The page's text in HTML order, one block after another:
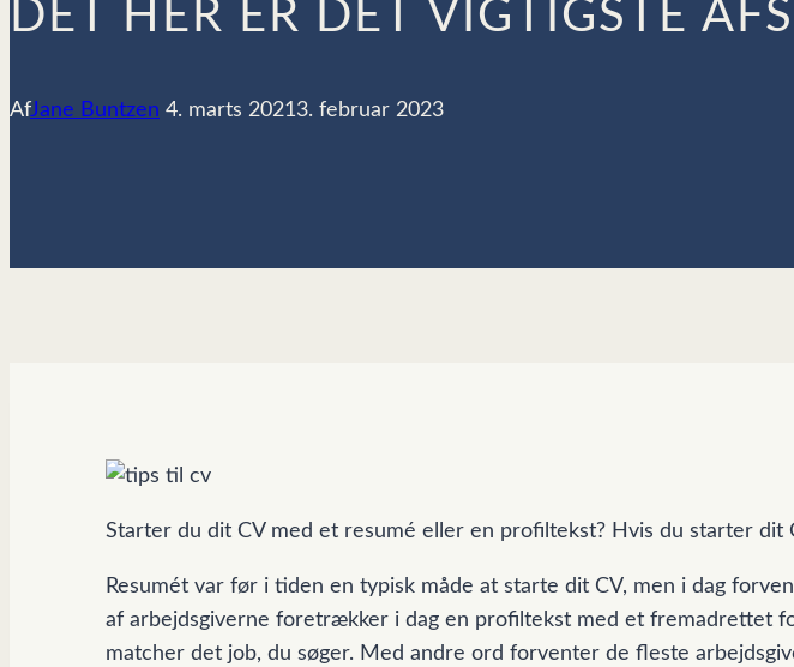
DET HER ER DET VIGTIGSTE
AfJane Buntzen 4. marts 20213. februar 2023
Starter du dit CV med et resumé eller en profiltekst? Hvis du starter dit
Resumét var før i tiden en typisk måde at starte dit CV, men i dag
af arbejdsgiverne foretrækker i dag en profiltekst med et fremadrettet
matcher det job, du søger. Med andre ord forventer de fleste